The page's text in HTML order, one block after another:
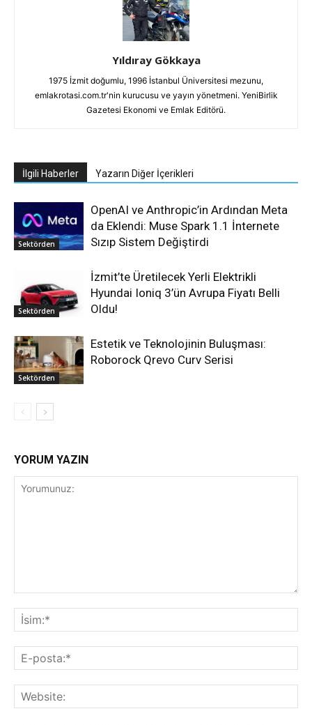
Yıldıray Gökkaya
1975 İzmit doğumlu, 1996 İstanbul Üniversitesi mezunu,
emlakrotasi.com.tr'nin kurucusu ve yayın yönetmeni. YeniBirlik
Gazetesi Ekonomi ve Emlak Editörü.
İlgili Haberler Yazarın Diğer İçerikleri
Sektörden
OpenAI ve Anthropic’in Ardından Meta
da Eklendi: Muse Spark 1.1 İnternete
Sızıp Sistem Değiştirdi
Sektörden
İzmit’te Üretilecek Yerli Elektrikli
Hyundai Ioniq 3’ün Avrupa Fiyatı Belli
Oldu!
Sektörden
Estetik ve Teknolojinin Buluşması:
Roborock Qrevo Curv Serisi
YORUM YAZIN